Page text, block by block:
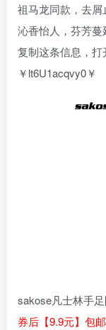
祖马龙同款，去屑
沁香怡人，芬芳
复制这条信息，
￥lt6U1acqvy0￥
sakose凡士林手
券后【9.9元】包